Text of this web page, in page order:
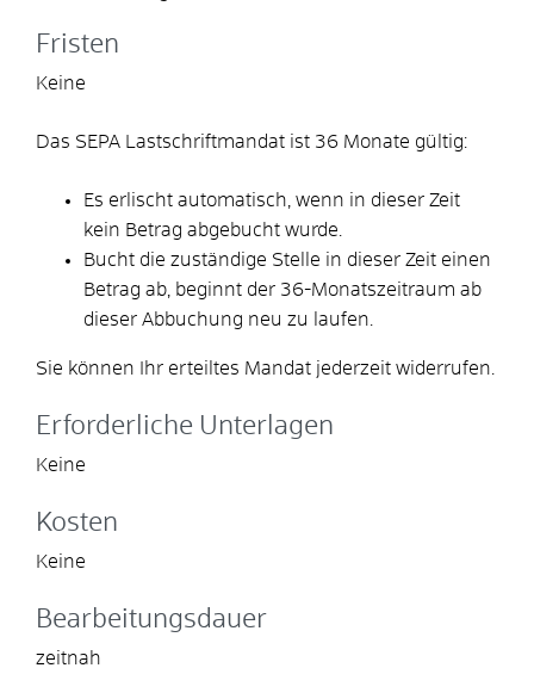
Fristen
Keine
Das SEPA Lastschriftmandat ist 36 Monate gültig:
Es erlischt automatisch, wenn in dieser Zeit
kein Betrag abgebucht wurde.
Bucht die zuständige Stelle in dieser Zeit einen
Betrag ab, beginnt der 36-Monatszeitraum ab
dieser Abbuchung neu zu laufen.
Sie können Ihr erteiltes Mandat jederzeit widerrufen.
Erforderliche Unterlagen
Keine
Kosten
Keine
Bearbeitungsdauer
zeitnah